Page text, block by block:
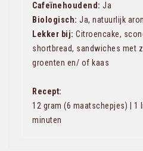
Cafeïnehoudend: Ja
Biologisch: Ja, natuurlijk
Lekker bij: Citroencake,
shortbread, sandwiches met
groenten en/ of kaas
Recept:
12 gram (6 maatschepjes) |
minuten